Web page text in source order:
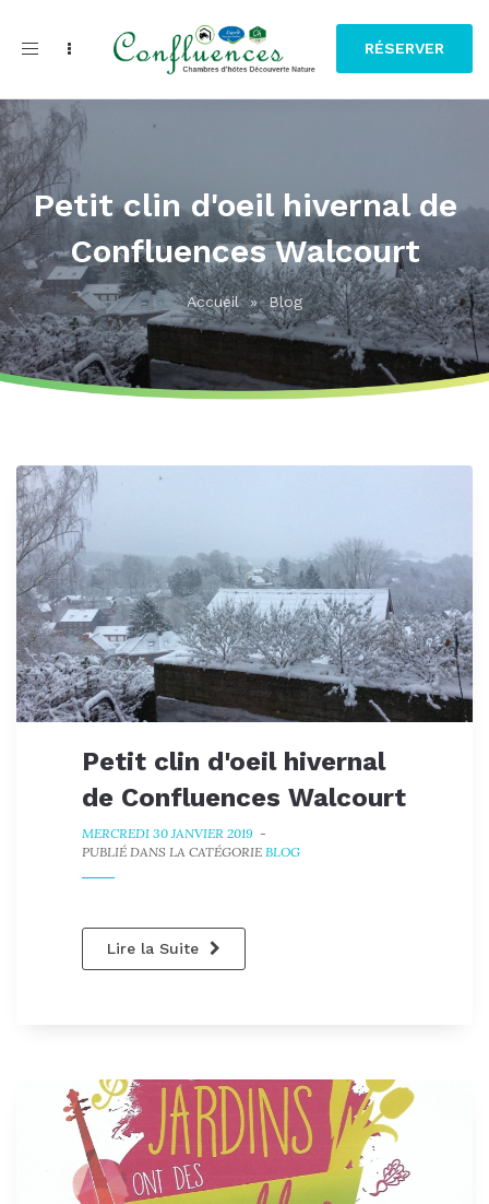
Toggle
RÉSERVER
Petit clin d'oeil hivernal de
Confluences Walcourt
Accueil»Blog
Petit clin d'oeil hivernal
de Confluences Walcourt
MERCREDI 30 JANVIER 2019 -
PUBLIÉ DANS LA CATÉGORIE BLOG
Lire la Suite